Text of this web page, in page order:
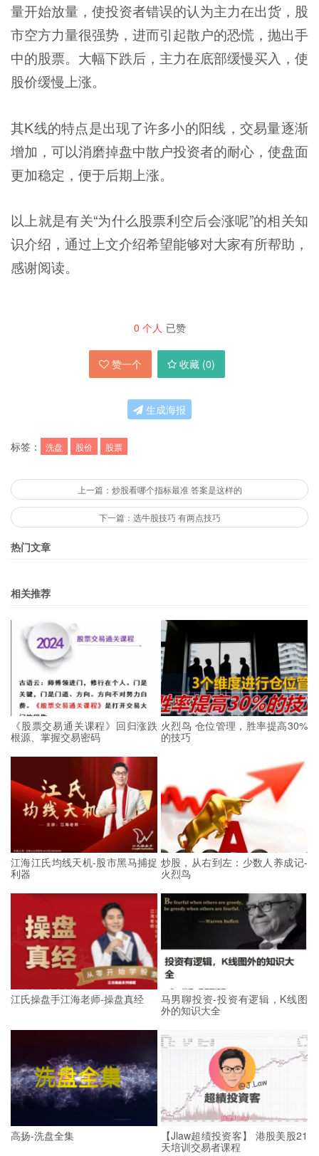
量开始放量，使投资者错误的认为主力在出货，股
市空方力量很强势，进而引起散户的恐慌，抛出手
中的股票。大幅下跌后，主力在底部缓慢买入，使
股价缓慢上涨。
其K线的特点是出现了许多小的阳线，交易量逐渐
增加，可以消磨掉盘中散户投资者的耐心，使盘面
更加稳定，便于后期上涨。
以上就是有关“为什么股票利空后会涨呢”的相关知
识介绍，通过上文介绍希望能够对大家有所帮助，
感谢阅读。
0 个人 已赞
赞一个 收藏 (0)
生成海报
标签： 洗盘 股价 股票
上一篇：炒股看哪个指标最准 答案是这样的
下一篇：选牛股技巧 有两点技巧
热门文章
相关推荐
《股票交易通关课程》回归涨跌
根源、掌握交易密码
火烈鸟 仓位管理，胜率提高30%
的技巧
江海江氏均线天机-股市黑马捕捉
利器
炒股，从右到左：少数人养成记-
火烈鸟
江氏操盘手江海老师-操盘真经
马男聊投资-投资有逻辑，K线图
外的知识大全
高扬-洗盘全集
【Jlaw超绩投资客】 港股美股21
天培训交易者课程